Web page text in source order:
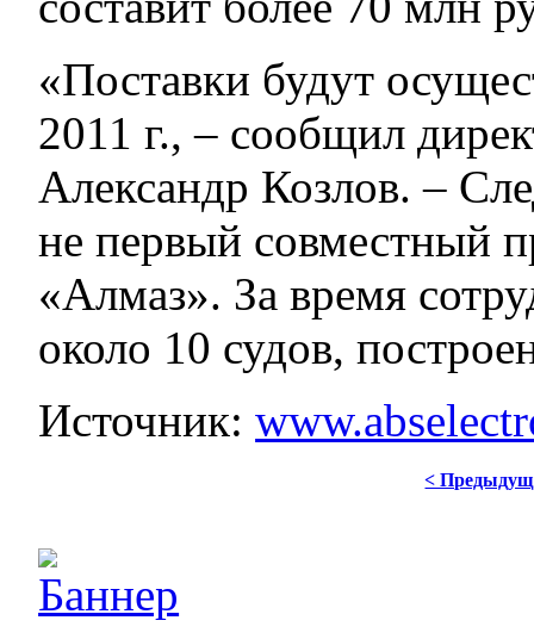
«Поставки будут
2011 г., – сообщил
Александр Козлов. –
не первый
«Алмаз». За время
около 10 судов,
Источник:
<